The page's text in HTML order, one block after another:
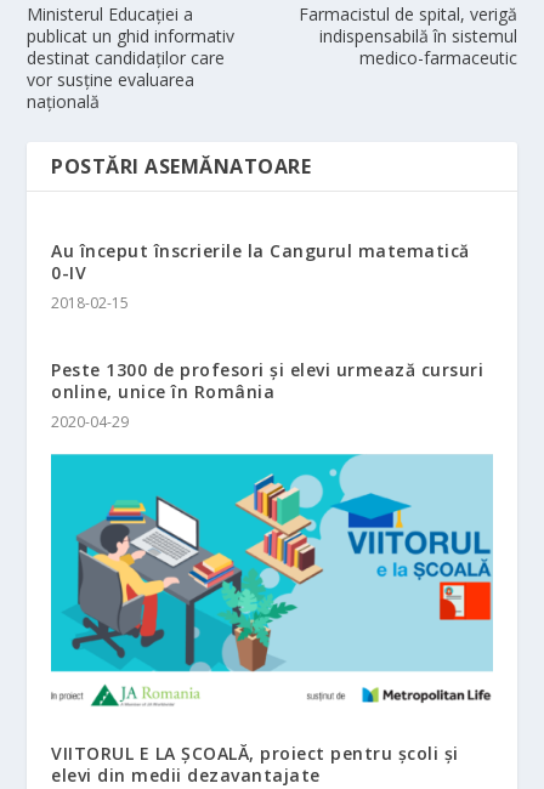
Ministerul Educaţiei a
publicat un ghid informativ
destinat candidaţilor care
vor susţine evaluarea
naţională
Farmacistul de spital, verigă
indispensabilă în sistemul
medico-farmaceutic
POSTĂRI ASEMĂNATOARE
Au început înscrierile la Cangurul matematică
0-IV
2018-02-15
Peste 1300 de profesori și elevi urmează cursuri
online, unice în România
2020-04-29
VIITORUL E LA ȘCOALĂ, proiect pentru școli și
elevi din medii dezavantajate